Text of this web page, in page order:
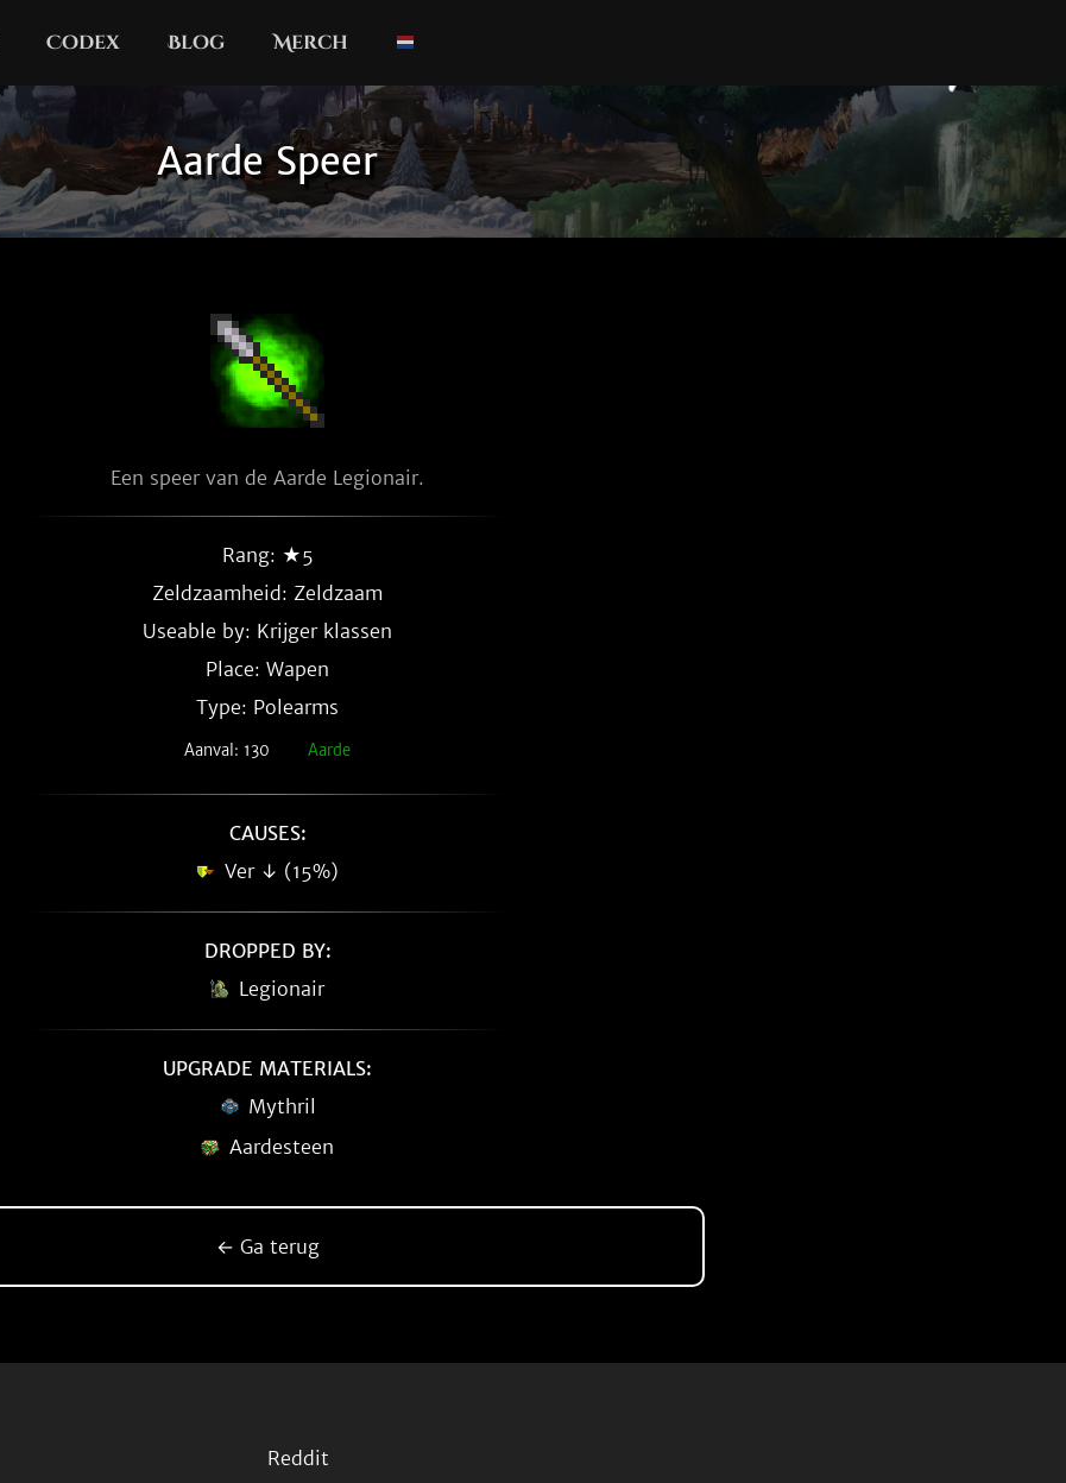
Codex Blog Merch
Aarde Speer
Een speer van de Aarde Legionair.
Rang: ★5
Zeldzaamheid: Zeldzaam
Useable by: Krijger klassen
Place: Wapen
Type: Polearms
Aanval: 130 Aarde
CAUSES:
Ver ↓ (15%)
DROPPED BY:
Legionair
UPGRADE MATERIALS:
Mythril
Aardesteen
← Ga terug
Reddit